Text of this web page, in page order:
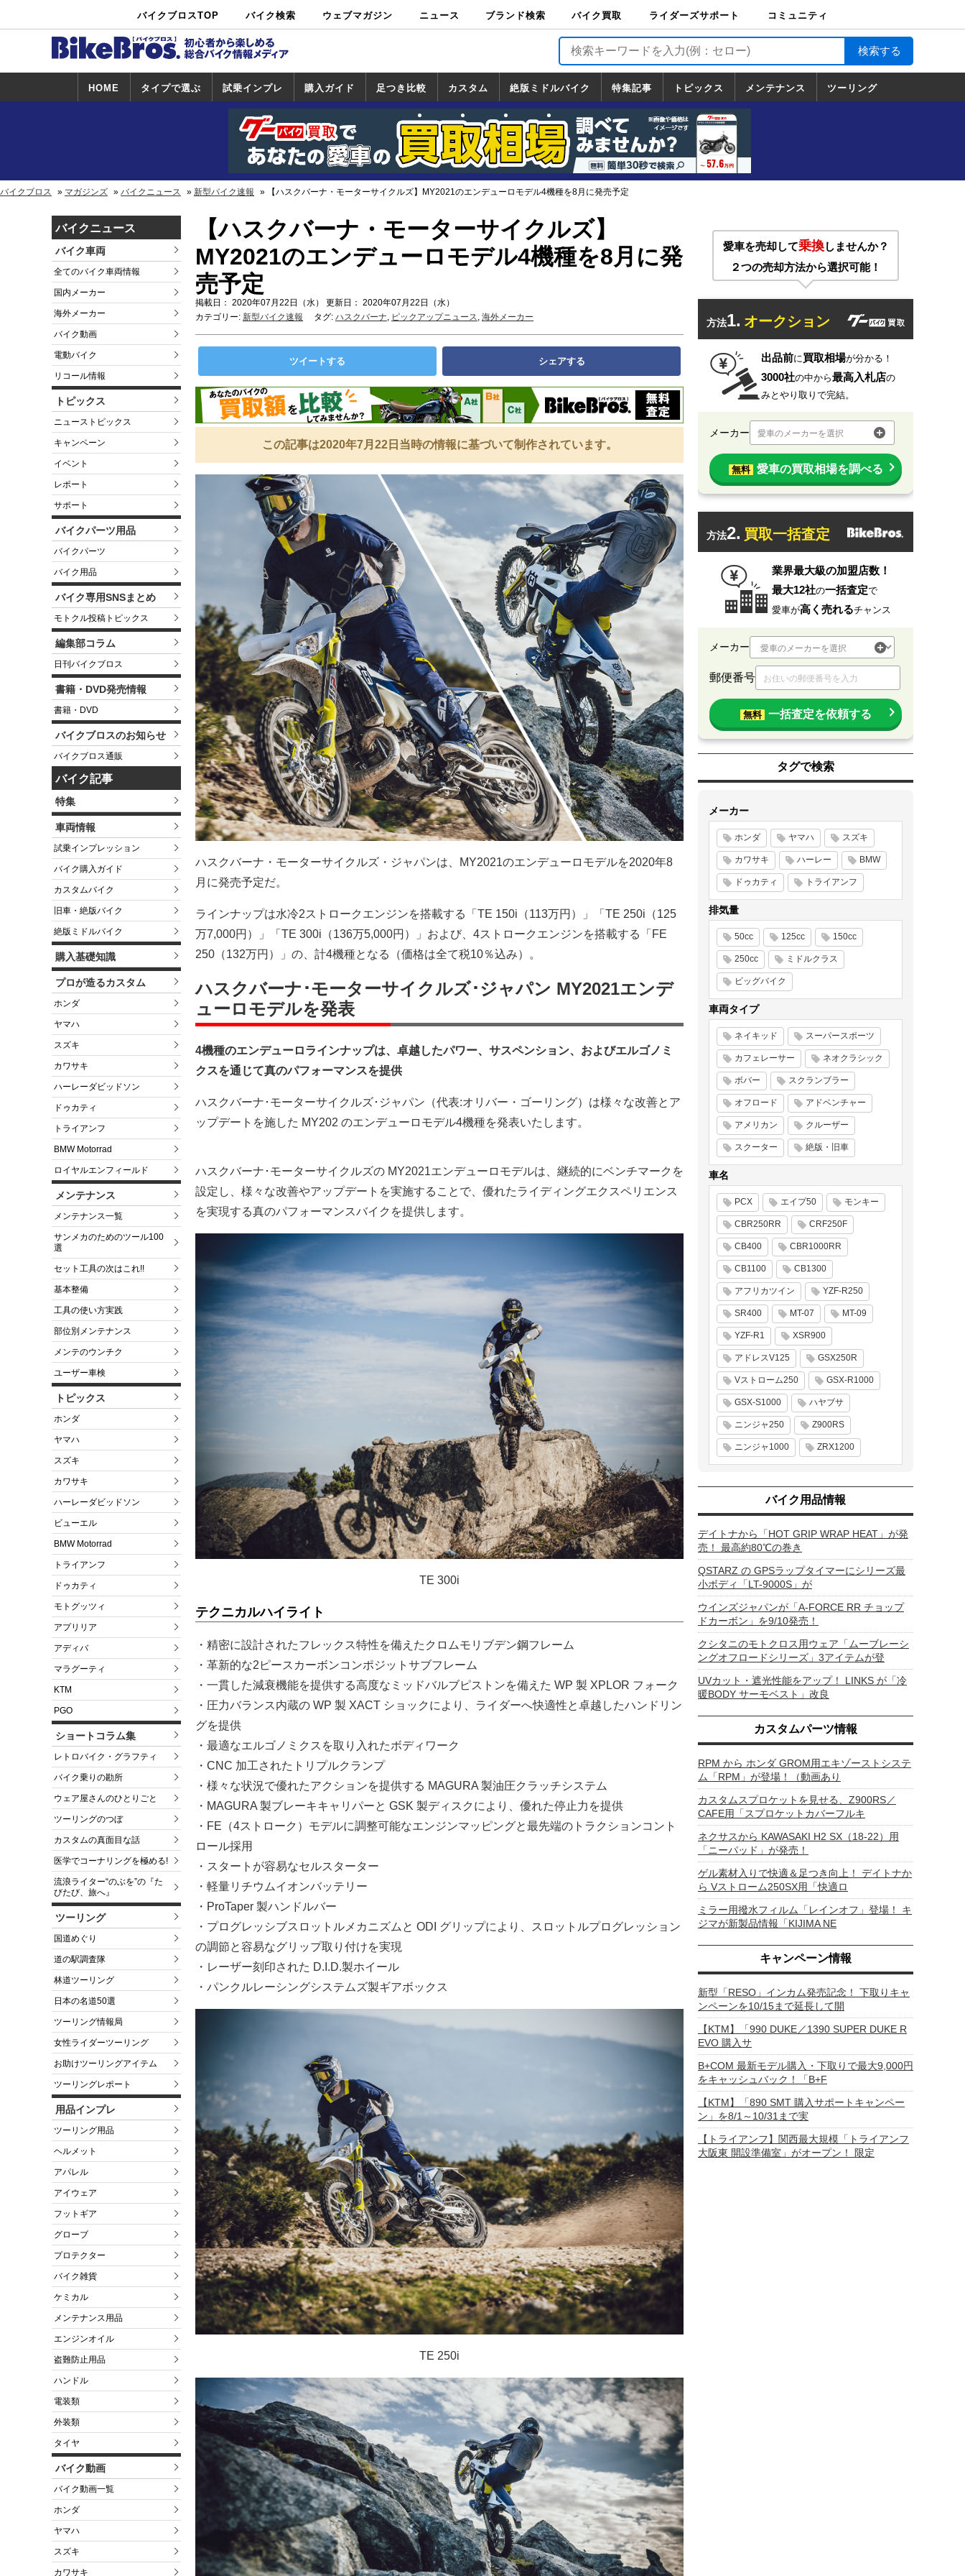
バイクブロスTOP バイク検索
中古バイ
ク・新車検
カタログ検
索
ショップ検
索
ウェブマガジン ニュース ブランド検索 バイク買取
バイク買取
ライダーズサポート
ライダーズサポート
TOP
バイク輸送
バイクガレージライ
フ
バイク車両保険
ロードサービス
バイク試乗
コミュニティ
HOME タイプで選ぶ 試乗インプレ
試乗インプレ
一覧
ホンダ
ヤマハ
スズキ
カワサキ
ハーレー
BMW
トライアンフ
ドゥカティ
購入ガイド
一覧
足つき比較 カスタム
カスタム
一覧
ホンダ
ヤマハ
スズキ
カワサキ
絶版ミドルバイク
絶版ミドルバイク
一覧
ホンダ
ヤマハ
スズキ
カワサキ
特集記事 トピックス
トピックス
一覧
ホンダ
ヤマハ
スズキ
カワサキ
ハーレーダ
ビッドソン
BMW
ドゥカティ
トライアン
フ
メンテナンス ツーリング
道の駅調査隊
ツーリング情報局
日本の道50選
国道めぐり
林道ツーリング
バイクブロス マガジンズ バイクニュース 新型バイク速報 【ハスクバーナ・モーターサイクルズ】MY2021のエンデューロモデル4機種を8月に発売予定
バイクニュース
バイク車両
全てのバイク車両情報
国内メーカー
海外メーカー
バイク動画
電動バイク
リコール情報
トピックス
ニューストピックス
キャンペーン
イベント
レポート
サポート
バイクパーツ用品
バイクパーツ
バイク用品
バイク専用SNSまとめ
モトクル投稿トピックス
編集部コラム
日刊バイクブロス
書籍・DVD発売情報
書籍・DVD
バイクブロスのお知らせ
バイクブロス通販
バイク記事
特集
車両情報
試乗インプレッション
バイク購入ガイド
カスタムバイク
旧車・絶版バイク
絶版ミドルバイク
購入基礎知識
プロが造るカスタム
ホンダ
ヤマハ
スズキ
カワサキ
ハーレーダビッドソン
ドゥカティ
トライアンフ
BMW Motorrad
ロイヤルエンフィールド
メンテナンス
メンテナンス一覧
サンメカのためのツール100
選
セット工具の次はこれ!!
基本整備
工具の使い方実践
部位別メンテナンス
メンテのウンチク
ユーザー車検
トピックス
ホンダ
ヤマハ
スズキ
カワサキ
ハーレーダビッドソン
ビューエル
BMW Motorrad
トライアンフ
ドゥカティ
モトグッツィ
アプリリア
アディバ
マラグーティ
KTM
PGO
ショートコラム集
レトロバイク・グラフティ
バイク乗りの勘所
ウェア屋さんのひとりごと
ツーリングのつぼ
カスタムの真面目な話
医学でコーナリングを極める!
流浪ライター“のぶを”の『た
びたび、旅へ』
ツーリング
国道めぐり
道の駅調査隊
林道ツーリング
日本の名道50選
ツーリング情報局
女性ライダーツーリング
お助けツーリングアイテム
ツーリングレポート
用品インプレ
ツーリング用品
ヘルメット
アパレル
アイウェア
フットギア
グローブ
プロテクター
バイク雑貨
ケミカル
メンテナンス用品
エンジンオイル
盗難防止用品
ハンドル
電装類
外装類
タイヤ
バイク動画
バイク動画一覧
ホンダ
ヤマハ
スズキ
カワサキ
【ハスクバーナ・モーターサイクルズ】
MY2021のエンデューロモデル4機種を8月に発
売予定
掲載日： 2020年07月22日（水） 更新日： 2020年07月22日（水）
カテゴリー: 新型バイク速報 タグ: ハスクバーナ, ピックアップニュース, 海外メーカー
ツイートする シェアする
この記事は2020年7月22日当時の情報に基づいて制作されています。
ハスクバーナ・モーターサイクルズ・ジャパンは、MY2021のエンデューロモデルを2020年8
月に発売予定だ。
ラインナップは水冷2ストロークエンジンを搭載する「TE 150i（113万円）」「TE 250i（125
万7,000円）」「TE 300i（136万5,000円）」および、4ストロークエンジンを搭載する「FE
250（132万円）」の、計4機種となる（価格は全て税10％込み）。
ハスクバーナ･モーターサイクルズ･ジャパン MY2021エンデ
ューロモデルを発表
4機種のエンデューロラインナップは、卓越したパワー、サスペンション、およびエルゴノミ
クスを通じて真のパフォーマンスを提供
ハスクバーナ･モーターサイクルズ･ジャパン（代表:オリバー・ゴーリング）は様々な改善とア
ップデートを施した MY202 のエンデューロモデル4機種を発表いたします。
ハスクバーナ･モーターサイクルズの MY2021エンデューロモデルは、継続的にベンチマークを
設定し、様々な改善やアップデートを実施することで、優れたライディングエクスペリエンス
を実現する真のパフォーマンスバイクを提供します。
TE 300i
テクニカルハイライト
・精密に設計されたフレックス特性を備えたクロムモリブデン鋼フレーム
・革新的な2ピースカーボンコンポジットサブフレーム
・一貫した減衰機能を提供する高度なミッドバルブピストンを備えた WP 製 XPLOR フォーク
・圧力バランス内蔵の WP 製 XACT ショックにより、ライダーへ快適性と卓越したハンドリン
グを提供
・最適なエルゴノミクスを取り入れたボディワーク
・CNC 加工されたトリプルクランプ
・様々な状況で優れたアクションを提供する MAGURA 製油圧クラッチシステム
・MAGURA 製ブレーキキャリパーと GSK 製ディスクにより、優れた停止力を提供
・FE（4ストローク）モデルに調整可能なエンジンマッピングと最先端のトラクションコント
ロール採用
・スタートが容易なセルスターター
・軽量リチウムイオンバッテリー
・ProTaper 製ハンドルバー
・プログレッシブスロットルメカニズムと ODI グリップにより、スロットルプログレッション
の調節と容易なグリップ取り付けを実現
・レーザー刻印された D.I.D.製ホイール
・パンクルレーシングシステムズ製ギアボックス
TE 250i
愛車を売却して乗換しませんか？
２つの売却方法から選択可能！
方法1. オークション
出品前に買取相場が分かる！
3000社の中から最高入札店の
みとやり取りで完結。
メーカー 愛車のメーカーを選択
無料 愛車の買取相場を調べる
方法2. 買取一括査定
業界最大級の加盟店数！
最大12社の一括査定で
愛車が高く売れるチャンス
メーカー
郵便番号
無料 一括査定を依頼する
タグで検索
メーカー
ホンダ ヤマハ スズキ
カワサキ ハーレー BMW
ドゥカティ トライアンフ
排気量
50cc 125cc 150cc
250cc ミドルクラス
ビッグバイク
車両タイプ
ネイキッド スーパースポーツ
カフェレーサー ネオクラシック
ボバー スクランブラー
オフロード アドベンチャー
アメリカン クルーザー
スクーター 絶版・旧車
車名
PCX エイプ50 モンキー
CBR250RR CRF250F
CB400 CBR1000RR
CB1100 CB1300
アフリカツイン YZF-R250
SR400 MT-07 MT-09
YZF-R1 XSR900
アドレスV125 GSX250R
Vストローム250 GSX-R1000
GSX-S1000 ハヤブサ
ニンジャ250 Z900RS
ニンジャ1000 ZRX1200
バイク用品情報
デイトナから「HOT GRIP WRAP HEAT」が発
売！ 最高約80℃の巻き
QSTARZ の GPSラップタイマーにシリーズ最
小ボディ「LT-9000S」が
ウインズジャパンが「A-FORCE RR チョップ
ドカーボン」を9/10発売！
クシタニのモトクロス用ウェア「ムーブレーシ
ングオフロードシリーズ」3アイテムが登
UVカット・遮光性能をアップ！ LINKS が「冷
暖BODY サーモベスト」改良
カスタムパーツ情報
RPM から ホンダ GROM用エキゾーストシステ
ム「RPM」が登場！（動画あり
カスタムスプロケットを見せる、Z900RS／
CAFE用「スプロケットカバーフルキ
ネクサスから KAWASAKI H2 SX（18-22）用
「ニーパッド」が発売！
ゲル素材入りで快適＆足つき向上！ デイトナか
ら Vストローム250SX用「快適ロ
ミラー用撥水フィルム「レインオフ」登場！ キ
ジマが新製品情報「KIJIMA NE
キャンペーン情報
新型「RESO」インカム発売記念！ 下取りキャ
ンペーンを10/15まで延長して開
【KTM】「990 DUKE／1390 SUPER DUKE R
EVO 購入サ
B+COM 最新モデル購入・下取りで最大9,000円
をキャッシュバック！「B+F
【KTM】「890 SMT 購入サポートキャンペー
ン」を8/1～10/31まで実
【トライアンフ】関西最大規模「トライアンフ
大阪東 開設準備室」がオープン！ 限定